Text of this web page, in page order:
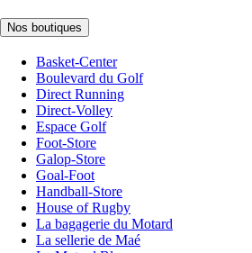
Nos boutiques
Basket-Center
Boulevard du Golf
Direct Running
Direct-Volley
Espace Golf
Foot-Store
Galop-Store
Goal-Foot
Handball-Store
House of Rugby
La bagagerie du Motard
La sellerie de Maé